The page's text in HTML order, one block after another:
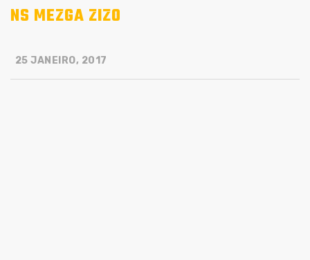
NS MEZGA ZIZO
25 JANEIRO, 2017